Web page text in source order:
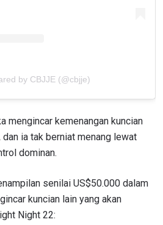
by CBJJE (@cbjje)
mengincar kemenangan kuncian
ia tak berniat menang lewat
dominan.
senilai US$50.000 dalam
kuncian lain yang akan
Night 22:
TERBARU
kemana pun anda pergi!
mendapat akses ke berita